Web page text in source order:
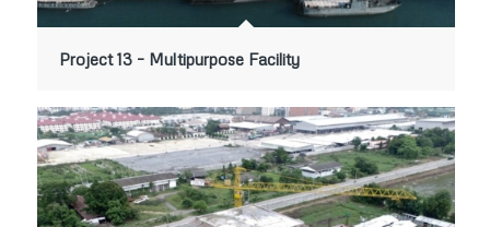
Project 13 – Multipurpose Facility